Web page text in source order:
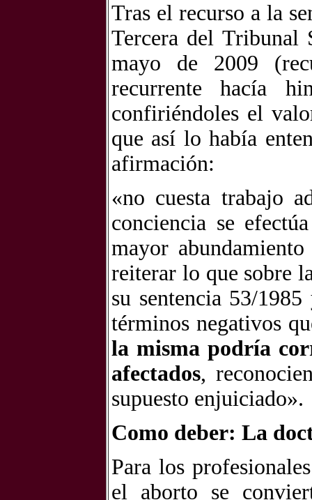
Tras el recurso a la
Tercera del Tribunal
mayo de 2009
recurrente hacía
confiriéndoles el
que así lo había
afirmación:
«no cuesta trabajo
conciencia se
mayor
reiterar lo que sobre
su sentencia 53/
términos negativos
la misma podría
afectados,
supuesto enjuiciado».
Como deber: La
Para los
el aborto se